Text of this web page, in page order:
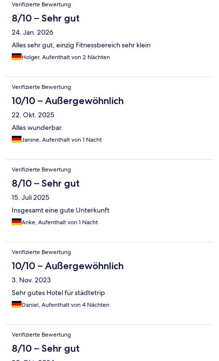
Verifizierte Bewertung
8/10 – Sehr gut
24. Jan. 2026
Alles sehr gut, einzig Fitnessbereich sehr klein
Holger, Aufenthalt von 2 Nächten
Verifizierte Bewertung
10/10 – Außergewöhnlich
22. Okt. 2025
Alles wunderbar.
Janine, Aufenthalt von 1 Nacht
Verifizierte Bewertung
8/10 – Sehr gut
15. Juli 2025
Insgesamt eine gute Unterkunft
Anke, Aufenthalt von 1 Nacht
Verifizierte Bewertung
10/10 – Außergewöhnlich
3. Nov. 2023
Sehr gutes Hotel für städtetrip
Daniel, Aufenthalt von 4 Nächten
Verifizierte Bewertung
8/10 – Sehr gut